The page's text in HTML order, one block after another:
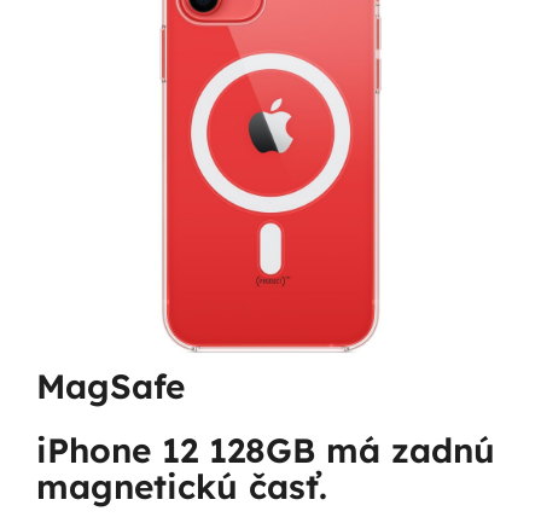
MagSafe
iPhone 12 128GB má zadnú
magnetickú časť.